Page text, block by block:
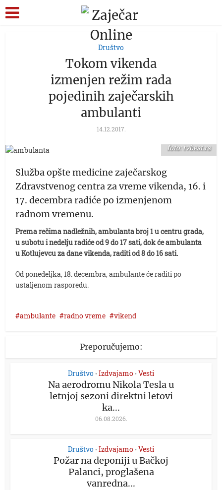
Društvo
Tokom vikenda
izmenjen režim rada
pojedinih zaječarskih
ambulanti
14.12.2017.
foto: tvbest.rs
Služba opšte medicine zaječarskog
Zdravstvenog centra za vreme vikenda, 16. i
17. decembra radiće po izmenjenom
radnom vremenu.
Prema rečima nadležnih, ambulanta broj 1 u centru grada,
u subotu i nedelju radiće od 9 do 17 sati, dok će ambulanta
u Kotlujevcu za dane vikenda, raditi od 8 do 16 sati.
Od ponedeljka, 18. decembra, ambulante će raditi po
ustaljenom rasporedu.
ambulante radno vreme vikend
Preporučujemo:
Društvo • Izdvajamo • Vesti
Na aerodromu Nikola Tesla u
letnjoj sezoni direktni letovi
ka...
06.08.2026.
Društvo • Izdvajamo • Vesti
Požar na deponiji u Bačkoj
Palanci, proglašena
vanredna...